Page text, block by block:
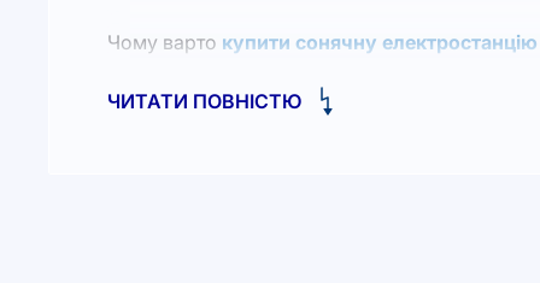
Чому варто купити сонячну
ЧИТАТИ ПОВНІСТЮ